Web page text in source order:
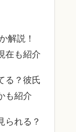
解説！
在も紹介
る？彼氏
も紹介
られる？